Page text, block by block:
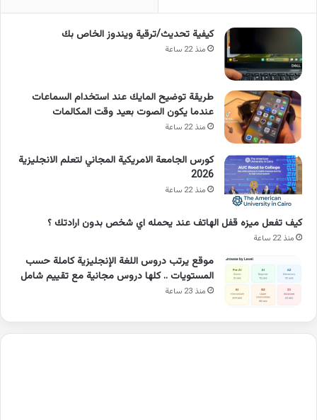
كيفية تحديث/ترقية ويندوز الخاص بك
منذ 22 ساعة
طريقة توضيح المايك عند استخدام السماعات
عندما يكون الصوت بعيد وقت المكالمات
منذ 22 ساعة
كورس الجامعة الامريكية المجاني لتعلم الانجليزية
2026
منذ 22 ساعة
كيف تفعل ميزه قفل الهاتف عند يحمله اي شخص بدون ارادتك ؟
منذ 22 ساعة
موقع يرتب دروس اللغة الإنجليزية كاملة حسب
المستويات .. كلها دروس مجانية مع تقييم شامل
منذ 23 ساعة